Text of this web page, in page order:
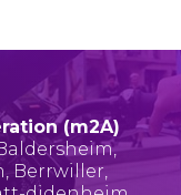
(m2A)
,
, Berrwiller,